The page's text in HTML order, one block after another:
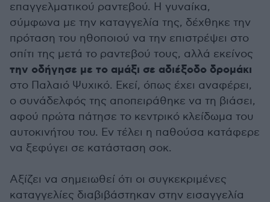
επαγγελματικού ραντεβού. Η γυναίκα,
σύμφωνα με την καταγγελία της, δέχθηκε την
πρόταση του ηθοποιού να την επιστρέψει στο
σπίτι της μετά το ραντεβού τους, αλλά εκείνος
την οδήγησε με το αμάξι σε αδιέξοδο δρομάκι
στο Παλαιό Ψυχικό. Εκεί, όπως έχει αναφέρει,
ο συνάδελφός της αποπειράθηκε να τη βιάσει,
αφού πρώτα πάτησε το κεντρικό κλείδωμα του
αυτοκινήτου του. Εν τέλει η παθούσα κατάφερε
να ξεφύγει σε κατάσταση σοκ.
Αξίζει να σημειωθεί ότι οι συγκεκριμένες
καταγγελίες διαβιβάστηκαν στην εισαγγελία